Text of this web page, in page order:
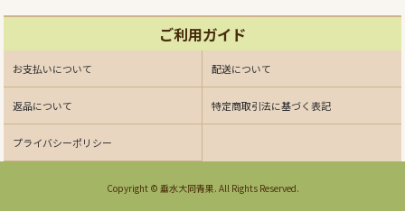
ご利用ガイド
お支払いについて 配送について
返品について 特定商取引法に基づく表記
プライバシーポリシー
Copyright © 垂水大同青果. All Rights Reserved.